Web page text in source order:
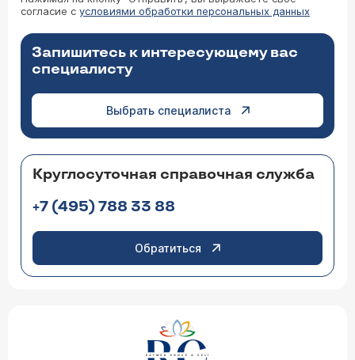
согласие с условиями обработки персональных данных
Запишитесь к интересующему вас
специалисту
Выбрать специалиста
Круглосуточная справочная служба
+7 (495) 788 33 88
Обратиться